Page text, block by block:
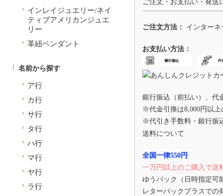
ご注文・お支払い・発送
ご注文方法： インター
お支払い方法：
銀行振込（前払い）、代
※代金引換は8,000円以
※代引き手数料・銀行振
送料について
全国一律550円
一万円以上のご購入で送
ゆうパック（日時指定可
レターパックプラスでの
インレイジュエリー/ネイ
ティブアメリカンジュエ
リー
革紐ペンダント
名前から探す
ア行
カ行
サ行
タ行
ハ行
マ行
ヤ行
ラ行